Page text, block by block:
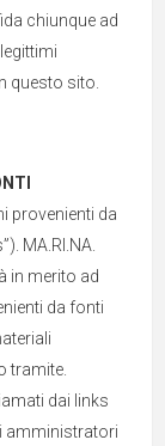
chiunque ad
questo sito.
provenienti da
MA.RI.NA.
in merito ad
da fonti
tramite.
dai links
amministratori